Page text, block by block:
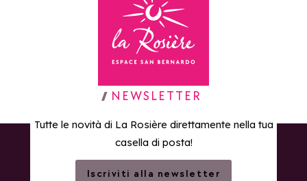
Torna alla home page
NEWSLETTER
Tutte le novità di La Rosière direttamente nella tua
casella di posta!
Iscriviti alla newsletter